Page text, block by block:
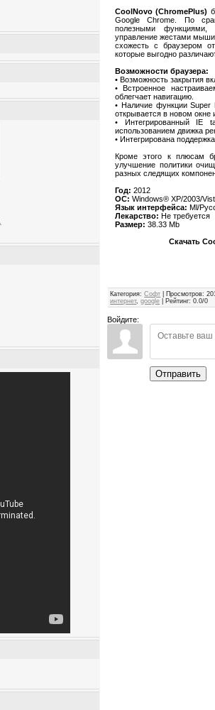
CoolNovo (ChromePlus)
Google Chrome. По
полезными функциями,
управление жестами
схожесть с браузером
которые выгодно
Возможности браузера:
• Возможность закрытия
• Встроенное
облегчает навигацию.
• Наличие функции Super
открывается в новом окне
• Интегрированный IE
использованием движка
• Интегрирована
Кроме этого к плюсам
улучшение политики
разных следящих
Год: 2012
ОС: Windows® XP/2003/
Язык интерфейса: Ml/
Лекарство: Не требуется
Размер: 38.33 Mb
Скачать
Категория: Софт Просмотров: 201
интернет,google Рейтинг: 0.0/0
Войдите:
Отправить